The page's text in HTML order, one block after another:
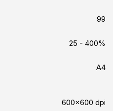
99
25 - 400%
A4
600x600 dpi